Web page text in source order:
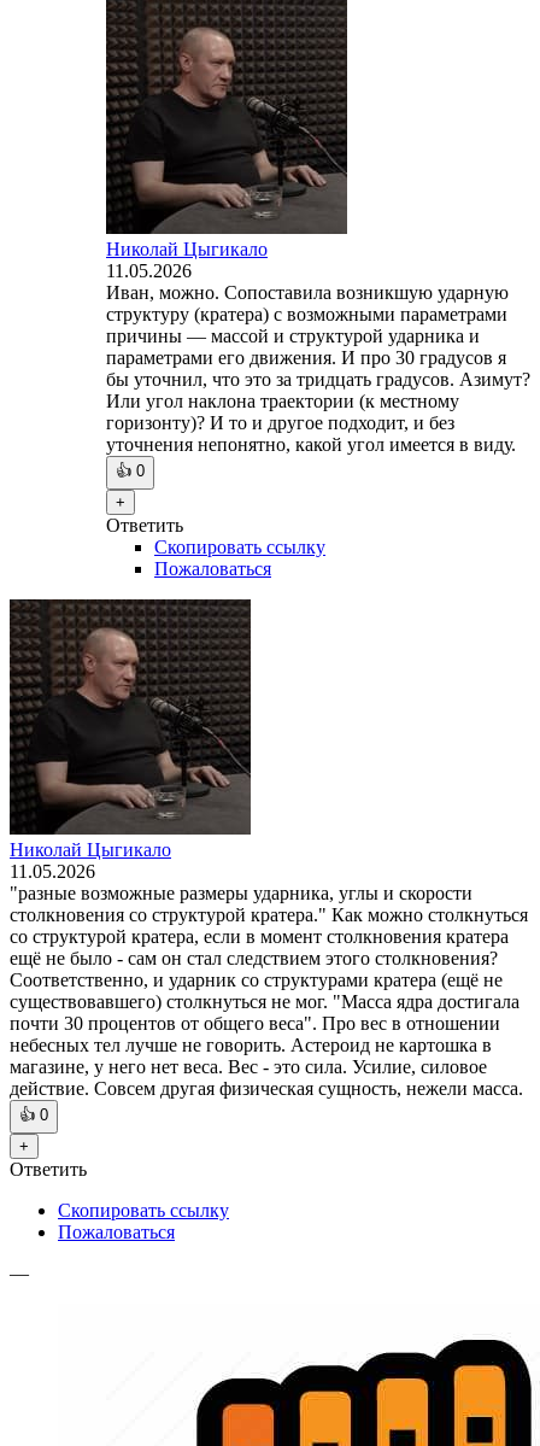
Николай Цыгикало
11.05.2026
Иван, можно. Сопоставила возникшую ударную
структуру (кратера) с возможными параметрами
причины — массой и структурой ударника и
параметрами его движения. И про 30 градусов я
бы уточнил, что это за тридцать градусов. Азимут?
Или угол наклона траектории (к местному
горизонту)? И то и другое подходит, и без
уточнения непонятно, какой угол имеется в виду.
👍 0
+
Ответить
Скопировать ссылку
Пожаловаться
Николай Цыгикало
11.05.2026
"разные возможные размеры ударника, углы и скорости
столкновения со структурой кратера." Как можно столкнуться
со структурой кратера, если в момент столкновения кратера
ещё не было - сам он стал следствием этого столкновения?
Соответственно, и ударник со структурами кратера (ещё не
существовавшего) столкнуться не мог. "Масса ядра достигала
почти 30 процентов от общего веса". Про вес в отношении
небесных тел лучше не говорить. Астероид не картошка в
магазине, у него нет веса. Вес - это сила. Усилие, силовое
действие. Совсем другая физическая сущность, нежели масса.
👍 0
+
Ответить
Скопировать ссылку
Пожаловаться
—